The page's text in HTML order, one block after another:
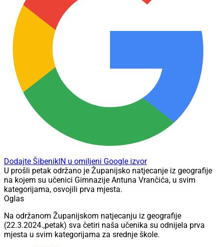
Dodajte ŠibenikIN u omiljeni Google izvor
U prošli petak održano je Županijsko natjecanje iz geografije
na kojem su učenici Gimnazije Antuna Vrančića, u svim
kategorijama, osvojili prva mjesta.
Oglas
Na održanom Županijskom natjecanju iz geografije
(22.3.2024.,petak) sva četiri naša učenika su odnijela prva
mjesta u svim kategorijama za srednje škole.